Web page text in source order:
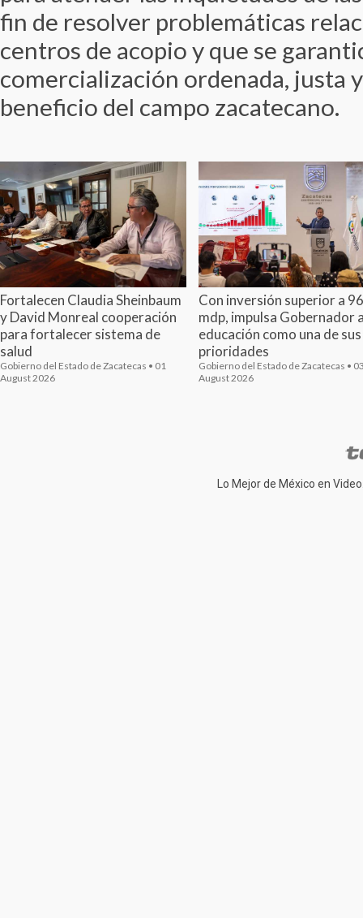
fin de resolver problemáticas
centros de acopio y que se
comercialización ordenada, justa
beneficio del campo zacatecano.
Fortalecen Claudia Sheinbaum
y David Monreal cooperación
para fortalecer sistema de
salud
Gobierno del Estado de Zacatecas • 01
August 2026
Con inversión superior a
mdp, impulsa Gobernador
educación como una de sus
prioridades
Gobierno del Estado de Zacatecas •
August 2026
Lo Mejor de México en